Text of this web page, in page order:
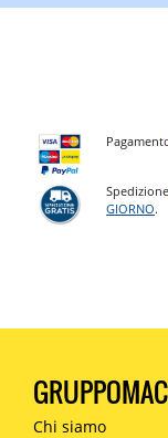
GIORNO.
Chi siamo